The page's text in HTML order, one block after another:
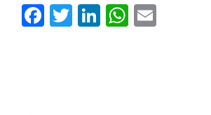
Facebook
Twitter
LinkedInWhatsApp